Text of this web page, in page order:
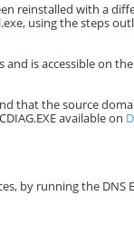
reinstalled with a
using the steps
is accessible on
that the source
available on
by running the DNS